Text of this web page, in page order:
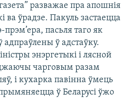
разважае пра апошнія
ва ўрадзе. Пакуль застаецца
пасьля таго як
ў адстаўку.
энэргетыкі і лясной
чарговым разам
і кухарка павінна ўмець
ў Беларусі ўжо